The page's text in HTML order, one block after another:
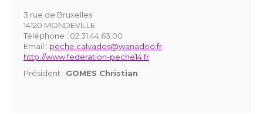
3 rue de Bruxelles
14120 MONDEVILLE
Téléphone : 02.31.44.63.00
Email : peche.calvados@wanadoo.fr
http://www.federation-peche14.fr
Président : GOMES Christian